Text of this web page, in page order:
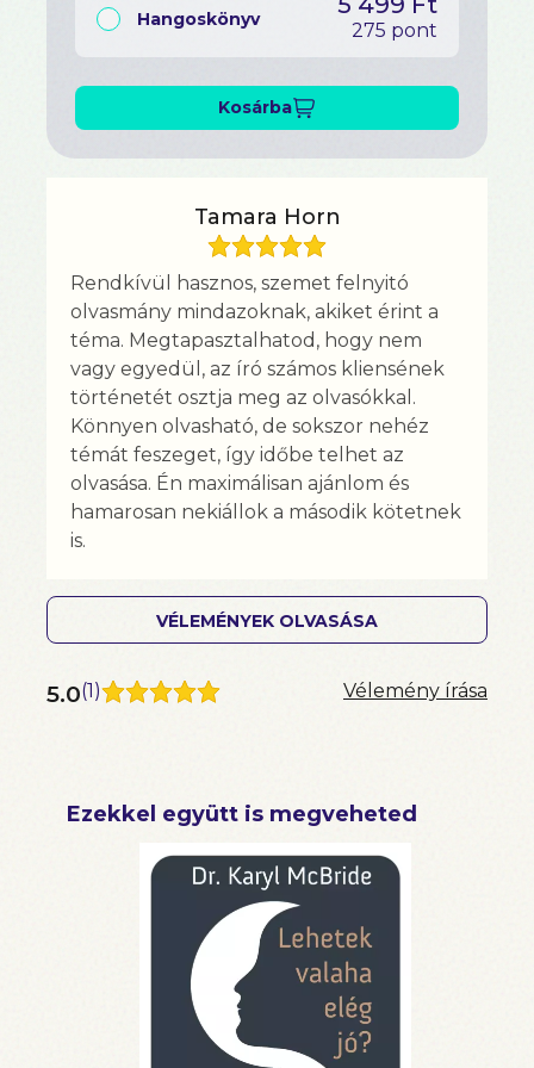
Hangoskönyv 275 pont
Kosárba
Tamara Horn
Rendkívül hasznos, szemet felnyitó
olvasmány mindazoknak, akiket érint a
téma. Megtapasztalhatod, hogy nem
vagy egyedül, az író számos kliensének
történetét osztja meg az olvasókkal.
Könnyen olvasható, de sokszor nehéz
témát feszeget, így időbe telhet az
olvasása. Én maximálisan ajánlom és
hamarosan nekiállok a második kötetnek
is.
VÉLEMÉNYEK OLVASÁSA
5.0(1 ) Vélemény írása
Ezekkel együtt is megveheted